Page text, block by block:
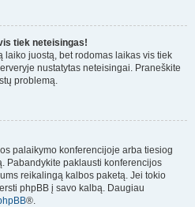
tiek neteisingas!
laiko juostą, bet rodomas laikas vis tiek
nustatytas neteisingai. Praneškite
problemą.
palaikymo konferencijoje arba tiesiog
Pabandykite paklausti konferencijos
reikalingą kalbos paketą. Jei tokio
phpBB į savo kalbą. Daugiau
®.